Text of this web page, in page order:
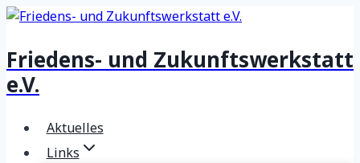
Zum
springen
Friedens- und Zukunftswerkstatt
e.V.
Aktuelles
Links